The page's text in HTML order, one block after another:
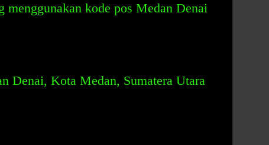
menggunakan kode pos Medan Denai
Denai, Kota Medan, Sumatera Utara